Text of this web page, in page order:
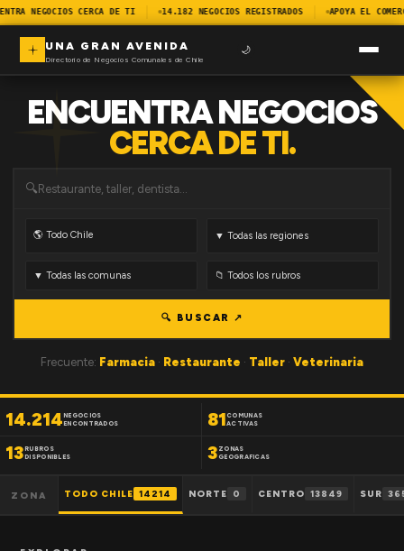
NEGOCIOS CERCA DE TI 14.182 NEGOCIOS REGISTRADOS APOYA EL
UNA GRAN AVENIDA
Directorio de Negocios Comunales de Chile
🌙
ENCUENTRA NEGOCIOS
CERCA DE TI.
🔍
🔍 BUSCAR ↗
Frecuente: Farmacia · Restaurante · Taller · Veterinaria
14.214NEGOCIOS
ENCONTRADOS
81 COMUNAS
ACTIVAS
13RUBROS
DISPONIBLES
3 ZONAS
GEOGRAFICAS
ZONA TODO CHILE 14214 NORTE 0 CENTRO 13849 SUR